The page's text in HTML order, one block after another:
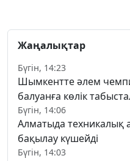
Жаңалықтар
Бүгін, 14:23
Шымкентте әлем
балуанға көлік
Бүгін, 14:06
Алматыда техникалық
бақылау күшейді
Бүгін, 14:03